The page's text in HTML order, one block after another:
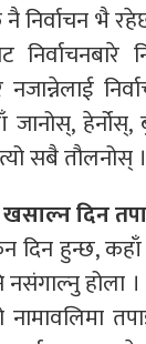
नै निर्वाचन भै
जानोस्,
सबै तौलनोस् ।
दिन
कुन दिन हुन्छ,
होला ।
नामावलिमा